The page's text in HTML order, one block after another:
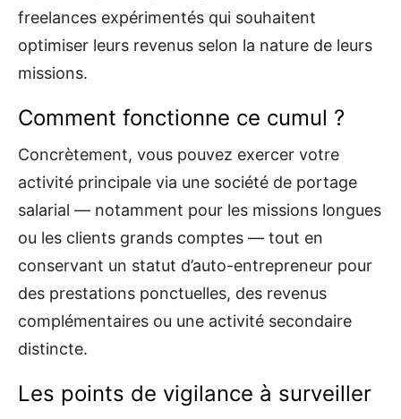
freelances expérimentés qui souhaitent
optimiser leurs revenus selon la nature de leurs
missions.
Comment fonctionne ce cumul ?
Concrètement, vous pouvez exercer votre
activité principale via une société de portage
salarial — notamment pour les missions longues
ou les clients grands comptes — tout en
conservant un statut d’auto-entrepreneur pour
des prestations ponctuelles, des revenus
complémentaires ou une activité secondaire
distincte.
Les points de vigilance à surveiller